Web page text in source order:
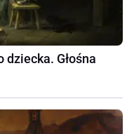
dziecka. Głośna